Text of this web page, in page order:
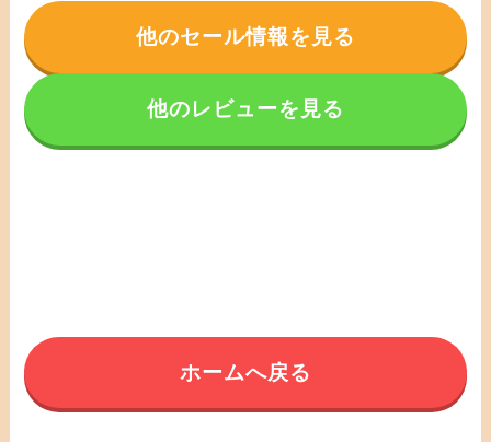
他のセール情報を見る
他のレビューを見る
ホームへ戻る